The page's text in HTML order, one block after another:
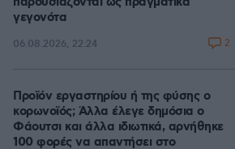
γεγονότα
06.08.2026, 22:24 2
Προϊόν εργαστηρίου ή της φύσης ο
κορωνοϊός; Άλλα έλεγε δημόσια ο
Φάουτσι και άλλα ιδιωτικά, αρνήθηκε
100 φορές να απαντήσει στο